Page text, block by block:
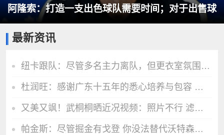
中国女篮热身赛险胜尼日利亚 张子宇独得24分立
最新资讯
纽卡跟队：尽管多名主力离队，但更衣室氛围比外界预想的积极向上
杜润旺：感谢广东十五年的悉心培养与包容 祝愿宏远再创佳绩
又美又飒！武桐桐晒近况视频：照片不行 滤镜来凑
帕金斯：尽管掘金有戈登 你没法替代沃特森这样能攻能防的球员